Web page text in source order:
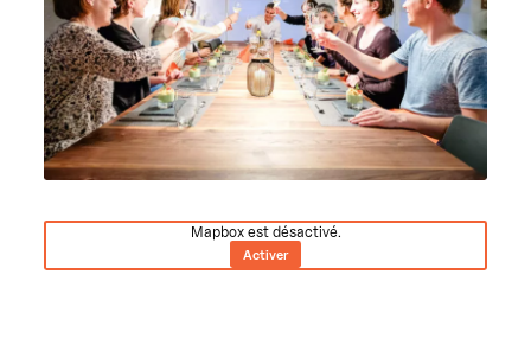
Mapbox est désactivé.
Activer